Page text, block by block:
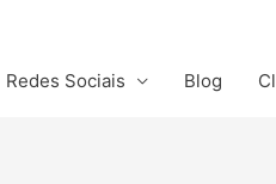
Redes Sociais Blog